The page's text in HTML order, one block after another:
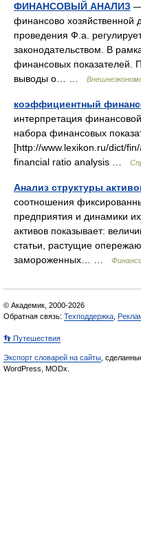
ФИНАНСОВЫЙ АНАЛИЗ —
финансово хозяйственной
проведения Ф.а.
законодательством. В
финансовых показателей.
выводы о… …
коэффициентный
интерпретация
набора финансовых
[http://www.lexikon.ru/dict/
financial ratio analysis …
Анализ структуры
соотношения
предприятия и динамики
активов показывает:
статьи, растущие
замороженных… …
© Академик, 2000-2026
Обратная связь: Техподдержка
👣 Путешествия
Экспорт словарей на сайты ,
WordPress, MODx.